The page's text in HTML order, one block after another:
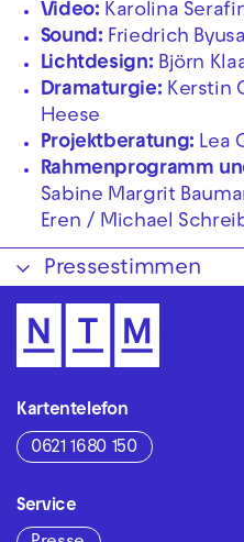
Video: Karolina
Sound: Friedrich
Lichtdesign: Björn
Dramaturgie: Kerstin
Heese
Projektberatung: Lea
Rahmenprogramm
Sabine Margrit
Eren / Michael
Pressestimmen
Kartentelefon
0621 1680 150
Service